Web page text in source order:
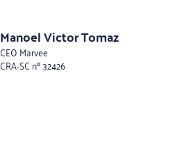
Manoel Victor Tomaz
CEO Marvee
CRA-SC nº 32426